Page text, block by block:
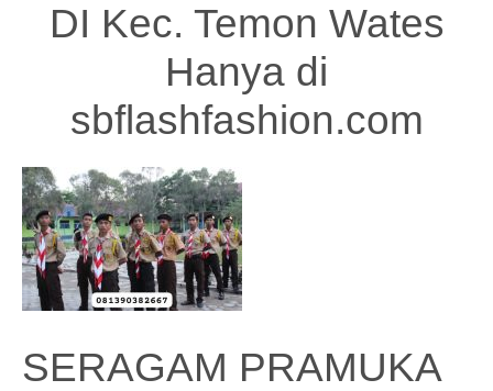
DI Kec. Temon Wates
Hanya di
sbflashfashion.com
SERAGAM PRAMUKA